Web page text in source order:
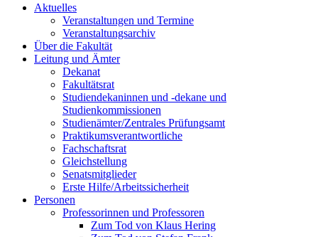
Aktuelles
Veranstaltungen und Termine
Veranstaltungsarchiv
Über die Fakultät
Leitung und Ämter
Dekanat
Fakultätsrat
Studiendekaninnen und -dekane und
Studienkommissionen
Studienämter/Zentrales Prüfungsamt
Praktikumsverantwortliche
Fachschaftsrat
Gleichstellung
Senatsmitglieder
Erste Hilfe/Arbeitssicherheit
Personen
Professorinnen und Professoren
Zum Tod von Klaus Hering